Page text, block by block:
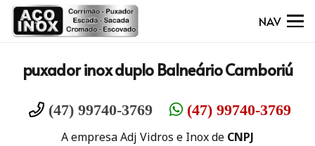
NAV
puxador inox duplo Balneário Camboriú
(47) 99740-3769 (47) 99740-3769
A empresa Adj Vidros e Inox de CNPJ